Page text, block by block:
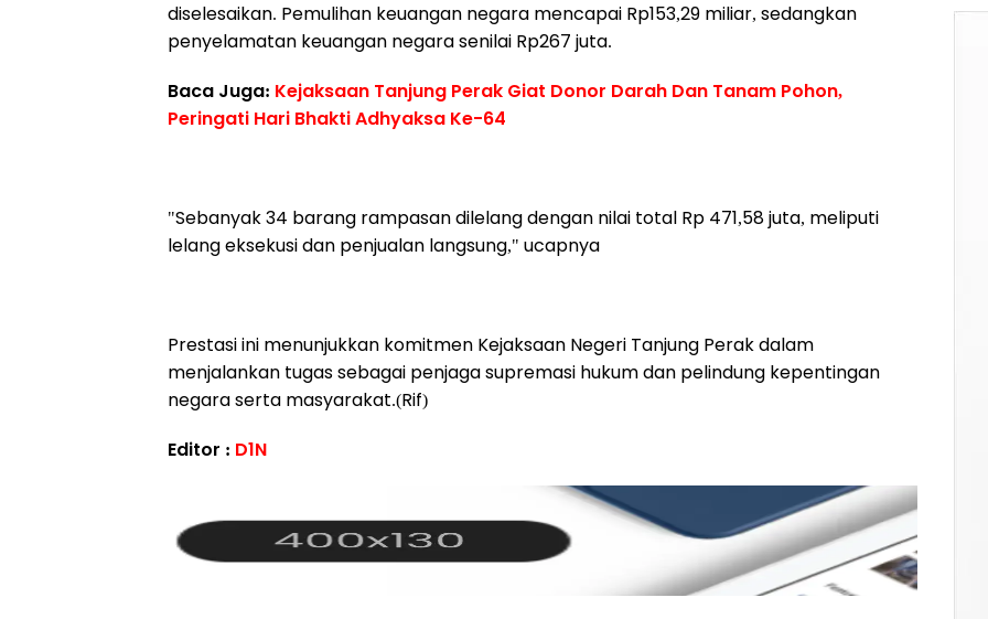
diselesaikan. Pemulihan keuangan negara mencapai Rp153,29 miliar, sedangkan
penyelamatan keuangan negara senilai Rp267 juta.
Baca Juga: Kejaksaan Tanjung Perak Giat Donor Darah Dan Tanam Pohon,
Peringati Hari Bhakti Adhyaksa Ke-64
"Sebanyak 34 barang rampasan dilelang dengan nilai total Rp 471,58 juta, meliputi
lelang eksekusi dan penjualan langsung," ucapnya
Prestasi ini menunjukkan komitmen Kejaksaan Negeri Tanjung Perak dalam
menjalankan tugas sebagai penjaga supremasi hukum dan pelindung kepentingan
negara serta masyarakat.(Rif)
Editor : D1N